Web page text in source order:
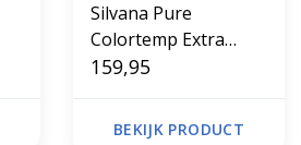
Silvana Pure
Colortemp Extra
Light Rood
159,95
BEKIJK PRODUCT